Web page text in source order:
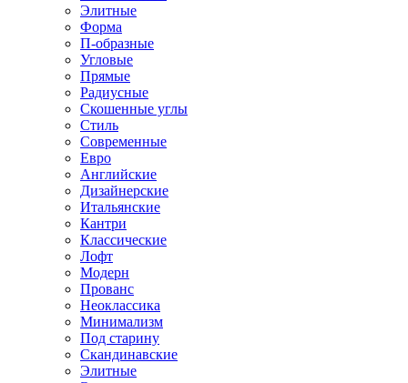
Элитные
Форма
П-образные
Угловые
Прямые
Радиусные
Скошенные углы
Стиль
Современные
Евро
Английские
Дизайнерские
Итальянские
Кантри
Классические
Лофт
Модерн
Прованс
Неоклассика
Минимализм
Под старину
Скандинавские
Элитные